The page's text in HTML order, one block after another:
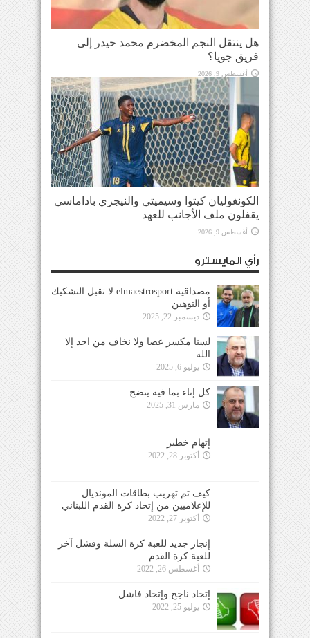
هل ينتقل النجم المخضرم محمد حيدر إلى
فريق جويا؟
أغسطس 9, 2026
الكونغوليان كيتوا وسيميتي والنيجري باداماسي
يقفلون ملف الأجانب للعهد
أغسطس 9, 2026
رأي المايسترو
مصداقية elmaestrosport لا تقبل التشكيك
أو التوهين
ديسمبر 22, 2025
لسنا مكسر عصا ولا نخاف من احد إلا
الله
يوليو 6, 2025
كل إناء بما فيه ينضح
مارس 31, 2025
إتهام خطير
أكتوبر 28, 2022
كيف تم تهريب بطاقات المونديال
للإعلاميين من إتحاد كرة القدم اللبناني
أكتوبر 27, 2022
إنجاز جديد للعبة كرة السلة وفشل آخر
للعبة كرة القدم
أغسطس 26, 2022
إتحاد ناجح وإتحاد فاشل
يوليو 25, 2022